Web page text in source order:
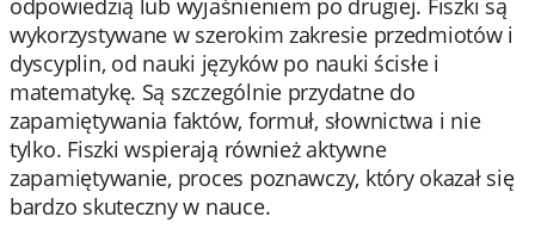
odpowiedzią lub wyjaśnieniem po drugiej. Fiszki są
wykorzystywane w szerokim zakresie przedmiotów i
dyscyplin, od nauki języków po nauki ścisłe i
matematykę. Są szczególnie przydatne do
zapamiętywania faktów, formuł, słownictwa i nie
tylko. Fiszki wspierają również aktywne
zapamiętywanie, proces poznawczy, który okazał się
bardzo skuteczny w nauce.